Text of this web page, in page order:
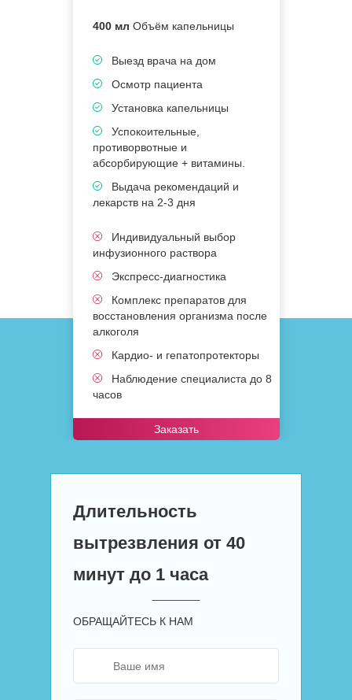
400 мл Объём капельницы
Выезд врача на дом
Осмотр пациента
Установка капельницы
Успокоительные,
противорвотные и
абсорбирующие + витамины.
Выдача рекомендаций и
лекарств на 2-3 дня
Индивидуальный выбор
инфузионного раствора
Экспресс-диагностика
Комплекс препаратов для
восстановления организма после
алкоголя
Кардио- и гепатопротекторы
Наблюдение специалиста до 8
часов
Заказать
Длительность
вытрезвления от 40
минут до 1 часа
ОБРАЩАЙТЕСЬ К НАМ